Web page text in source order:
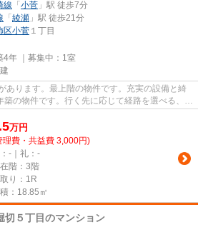
線 「 小菅 」駅 徒歩7分
「 綾瀬 」駅 徒歩21分
区小菅 １丁目
年 ｜募集中： 1室
あります。最上階の物件です。充実の設備と綺
の物件です。行く先に応じて経路を選べる、2
万円
理費・共益費 3,000円)
-｜礼：-
階：3階
り：1R
：18.85㎡
切５丁目のマンション